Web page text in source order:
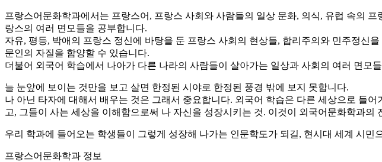
프랑스어문화학과에서는 프랑스어, 프랑스 사회와 사람들의 일상 문화, 의식, 유럽 속의
랑스의 여러 면모들을 공부합니다.
자유, 평등, 박애의 프랑스 정신에 바탕을 둔 프랑스 사회의 현상들, 합리주의와 민주정신
문인의 자질을 함양할 수 있습니다.
더불어 외국어 학습에서 나아가 다른 나라의 사람들이 살아가는 일상과 사회의 여러 면
늘 눈앞에 보이는 것만을 보고 살면 한정된 시야로 한정된 풍경 밖에 보지 못합니다.
나 아닌 타자에 대해서 배우는 것은 그래서 중요합니다. 외국어 학습은 다른 세상으로 들
고, 그들이 사는 세상을 이해함으로써 나 자신을 성장시키는 것. 이것이 외국어문화학과의
우리 학과에 들어오는 학생들이 그렇게 성장해 나가는 인문학도가 되길, 현시대 세계 시민
프랑스어문화학과 정보